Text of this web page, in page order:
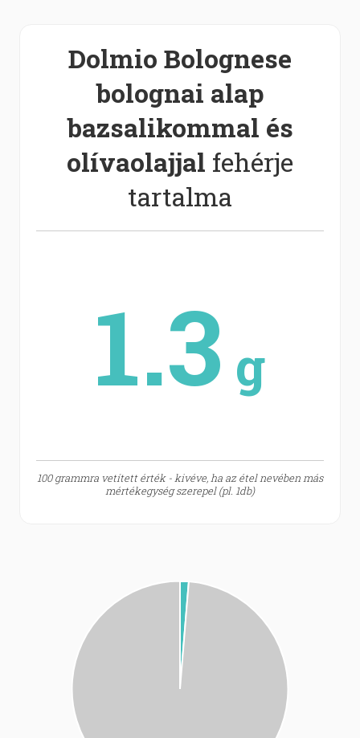
Dolmio Bolognese
bolognai alap
bazsalikommal és
olívaolajjal fehérje
tartalma
1.3 g
100 grammra vetített érték - kivéve, ha az étel nevében más
mértékegység szerepel (pl. 1db)